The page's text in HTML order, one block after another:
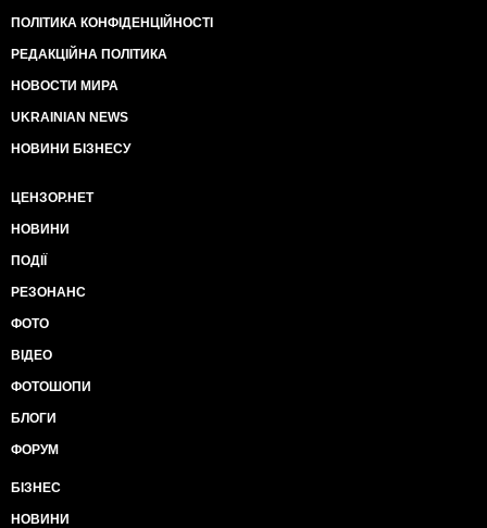
ПОЛІТИКА КОНФІДЕНЦІЙНОСТІ
РЕДАКЦІЙНА ПОЛІТИКА
НОВОСТИ МИРА
UKRAINIAN NEWS
НОВИНИ БІЗНЕСУ
ЦЕНЗОР.НЕТ
НОВИНИ
ПОДІЇ
РЕЗОНАНС
ФОТО
ВІДЕО
ФОТОШОПИ
БЛОГИ
ФОРУМ
БІЗНЕС
НОВИНИ